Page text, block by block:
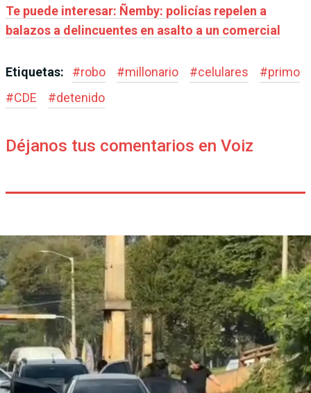
Te puede interesar: Ñemby: policías repelen a
balazos a delincuentes en asalto a un comercial
Etiquetas: #robo #millonario #celulares #primo
#CDE #detenido
Déjanos tus comentarios en Voiz